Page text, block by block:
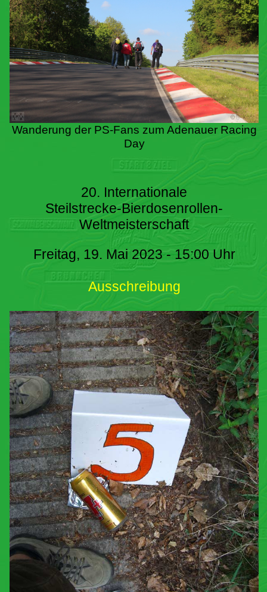
Wanderung der PS-Fans zum Adenauer Racing
Day
20. Internationale
Steilstrecke-Bierdosenrollen-
Weltmeisterschaft
Freitag, 19. Mai 2023 - 15:00 Uhr
Ausschreibung